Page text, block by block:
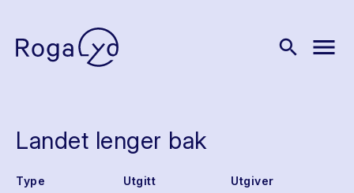
search menu
Landet lenger bak
Type Utgitt Utgiver